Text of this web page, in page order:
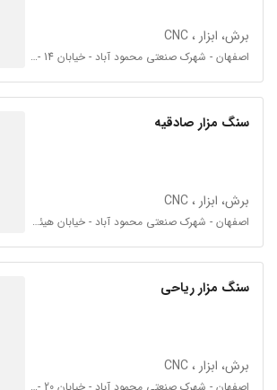
برش، ابزار ، CNC
اصفهان - شهرک صنعتی محمود آباد - خیابان 14 - فرعی 14
سنگ مزار صادقیه
برش، ابزار ، CNC
اصفهان - شهرک صنعتی محمود آباد - خیابان هیئت امنا 20 - فرعی 20 و 24
سنگ مزار ریاحی
برش، ابزار ، CNC